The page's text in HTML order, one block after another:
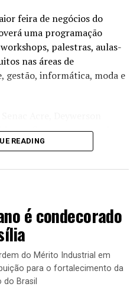
LinkedIn
Em "Assessoria"
feira de negócios do
uma programação
palestras, aulas-
nas áreas de
gestão, informática, moda e
reafirma o compromisso
profissional.
de novas
no mercado de trabalho,
destacou.
1º de agosto com o
A Riqueza da Gastronomia
Elizabeth Assunção, do
A aula-show apresenta uma
a partir de ingredientes
READING
é condecorado
do Mérito Industrial em
para o fortalecimento da
do Brasil